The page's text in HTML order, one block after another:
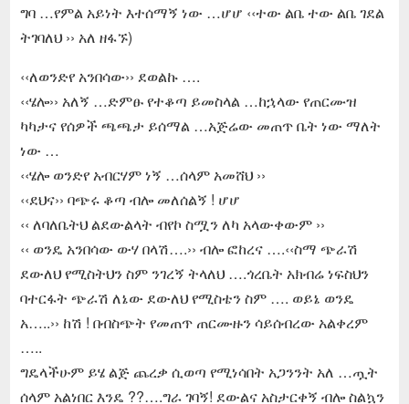
ግባ …የምል አይነት እተሰማኝ ነው …ሆሆ ‹‹ተው ልቤ ተው ልቤ ገደል
ትገባለህ ›› አለ ዘፋኙ)
‹‹ለወንድየ አንበሳው›› ደወልኩ ….
‹‹ሄሎ›› አለኝ …ድምፁ የተቆጣ ይመስላል …ከኋላው የጠርሙዝ
ካካታና የሰዎች ጫጫታ ይሰማል …አጅሬው መጠጥ ቤት ነው ማለት
ነው …
‹‹ሄሎ ወንድየ አብርሃም ነኝ …ሰላም አመሸህ ››
‹‹ደህና›› ባጭሩ ቆጣ ብሎ መለሰልኝ ! ሆሆ
‹‹ ለባለቤትህ ልደውልላት ብየኮ ስሟን ለካ አላውቀውም ››
‹‹ ወንዴ አንበሳው ውሃ በላሽ….›› ብሎ ፎከረና ….‹‹ስማ ጭራሽ
ደውለህ የሚስትህን ስም ንገረኝ ትላለህ ….ጎረቤት አክብሬ ነፍስህን
ባተርፋት ጭራሽ ለኔው ደውለህ የሚስቴን ስም …. ወይኔ ወንዴ
አ…..›› ከሽ ! በብስጭት የመጠጥ ጠርሙዙን ሳይሰብረው አልቀረም
…..
ግዴላችሁም ይሄ ልጅ ጨረቃ ሲወጣ የሚነሳበት አጋንንት አለ …ጧት
ሰላም አልነበር እንዴ ??….ግራ ገባኝ! ደውልና አስታርቀኝ ብሎ ስልኳን